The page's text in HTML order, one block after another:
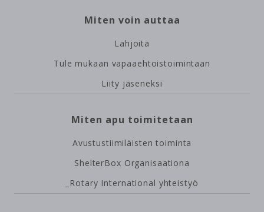
Miten voin auttaa
Lahjoita
Tule mukaan vapaaehtoistoimintaan
Liity jäseneksi
Miten apu toimitetaan
Avustustiimiläisten toiminta
ShelterBox Organisaationa
_Rotary International yhteistyö